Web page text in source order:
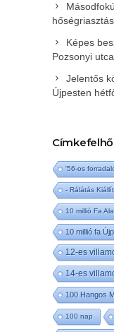
Képes
Pozsonyi
Jelentős
Újpesten
Címkefelhő
'56-os
- Rálátás
10 millió Fa
10 millió fa
12-es
14-es
100 Hangos
100 nap